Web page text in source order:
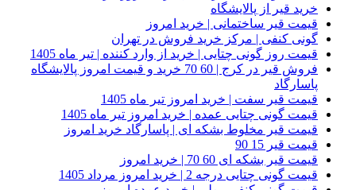
خرید قیر از پالایشگاه
قیمت قیر ساختمانی | خرید امروز
گونی کنفی | مرکز خرید فروش در تهران
قیمت روز گونی چتایی | خرید از وارد کننده | تیر ماه 1405
فروش قیر در کرج | 60 70 خرید و قیمت امروز پالایشگاه
پاسارگاد
قیمت قیر سفت | خرید امروز تیر ماه 1405
قیمت گونی چتایی عمده | خرید امروز تیر ماه 1405
قیمت قیر مخلوط بشکه ای | پاسارگاد خرید امروز
قیمت قیر 15 90
قیمت قیر بشکه ای 60 70 | خرید امروز
قیمت گونی چتایی درجه 2 | خرید امروز مرداد 1405